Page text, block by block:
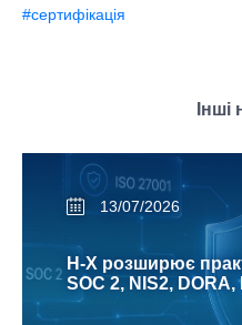
#сертифікація
13/07/2026
H-X розширює
SOC 2, NIS2, DORA,